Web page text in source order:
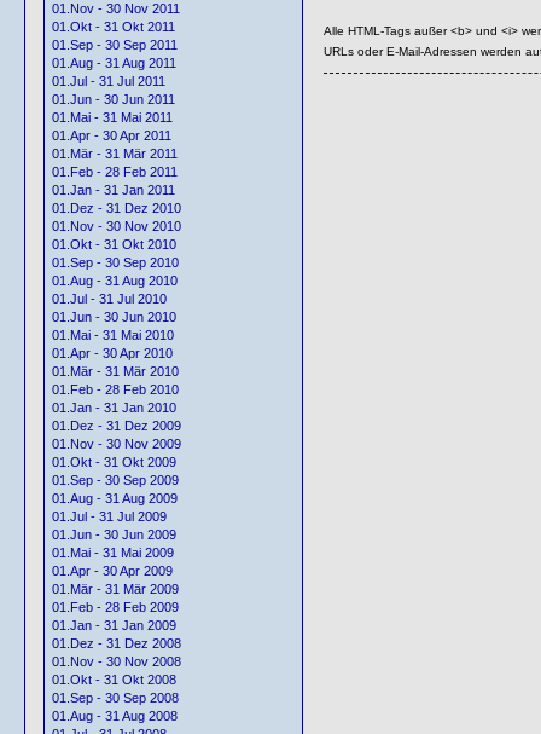
01.Nov - 30 Nov 2011
01.Okt - 31 Okt 2011
01.Sep - 30 Sep 2011
01.Aug - 31 Aug 2011
01.Jul - 31 Jul 2011
01.Jun - 30 Jun 2011
01.Mai - 31 Mai 2011
01.Apr - 30 Apr 2011
01.Mär - 31 Mär 2011
01.Feb - 28 Feb 2011
01.Jan - 31 Jan 2011
01.Dez - 31 Dez 2010
01.Nov - 30 Nov 2010
01.Okt - 31 Okt 2010
01.Sep - 30 Sep 2010
01.Aug - 31 Aug 2010
01.Jul - 31 Jul 2010
01.Jun - 30 Jun 2010
01.Mai - 31 Mai 2010
01.Apr - 30 Apr 2010
01.Mär - 31 Mär 2010
01.Feb - 28 Feb 2010
01.Jan - 31 Jan 2010
01.Dez - 31 Dez 2009
01.Nov - 30 Nov 2009
01.Okt - 31 Okt 2009
01.Sep - 30 Sep 2009
01.Aug - 31 Aug 2009
01.Jul - 31 Jul 2009
01.Jun - 30 Jun 2009
01.Mai - 31 Mai 2009
01.Apr - 30 Apr 2009
01.Mär - 31 Mär 2009
01.Feb - 28 Feb 2009
01.Jan - 31 Jan 2009
01.Dez - 31 Dez 2008
01.Nov - 30 Nov 2008
01.Okt - 31 Okt 2008
01.Sep - 30 Sep 2008
01.Aug - 31 Aug 2008
Alle HTML-Tags außer <b> und <i>
URLs oder E-Mail-Adressen werden